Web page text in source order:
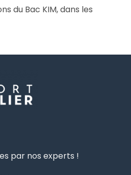
du Bac KIM, dans les
par nos experts !